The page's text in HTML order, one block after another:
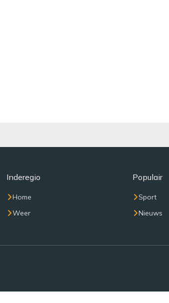
Inderegio
Home
Weer
Populair
Sport
Nieuws